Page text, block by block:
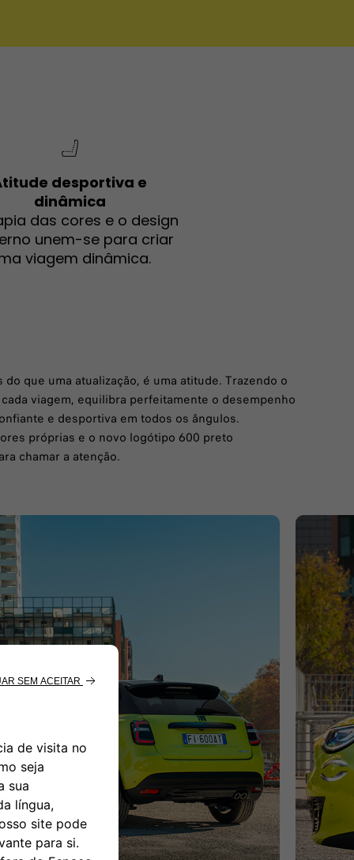
desportiva e
dinâmica
das cores e o design
unem-se para criar
viagem dinâmica.
que uma atualização, é uma atitude. Trazendo o
viagem, equilibra perfeitamente o desempenho
e desportiva em todos os ângulos.
próprias e o novo logótipo 600 preto
chamar a atenção.